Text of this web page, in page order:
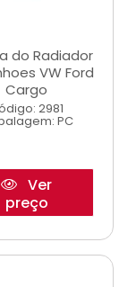
do Radiador
VW Ford
Cargo
2981
PC
Ver
preço